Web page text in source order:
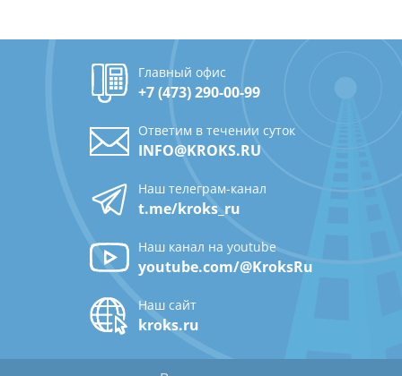
Главный офис
+7 (473) 290-00-99
Ответим в течении суток
INFO@KROKS.RU
Наш телеграм-канал
t.me/kroks_ru
Наш канал на youtube
youtube.com/@KroksRu
Наш сайт
kroks.ru